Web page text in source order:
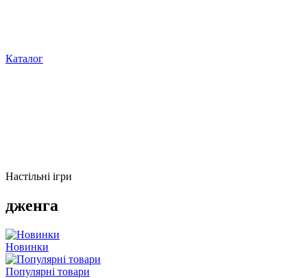
Каталог
Настільні ігри
дженга
Новинки
Популярні товари